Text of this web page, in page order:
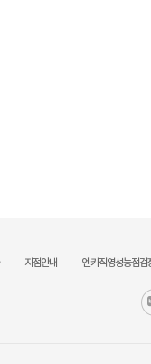
지점안내 엔카직영성능점검